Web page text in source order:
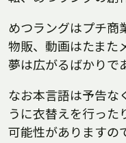
めつラングはプチ商
物販、動画はたまた
夢は広がるばかりで
なお本言語は予告な
うに衣替えを行った
可能性がありますの